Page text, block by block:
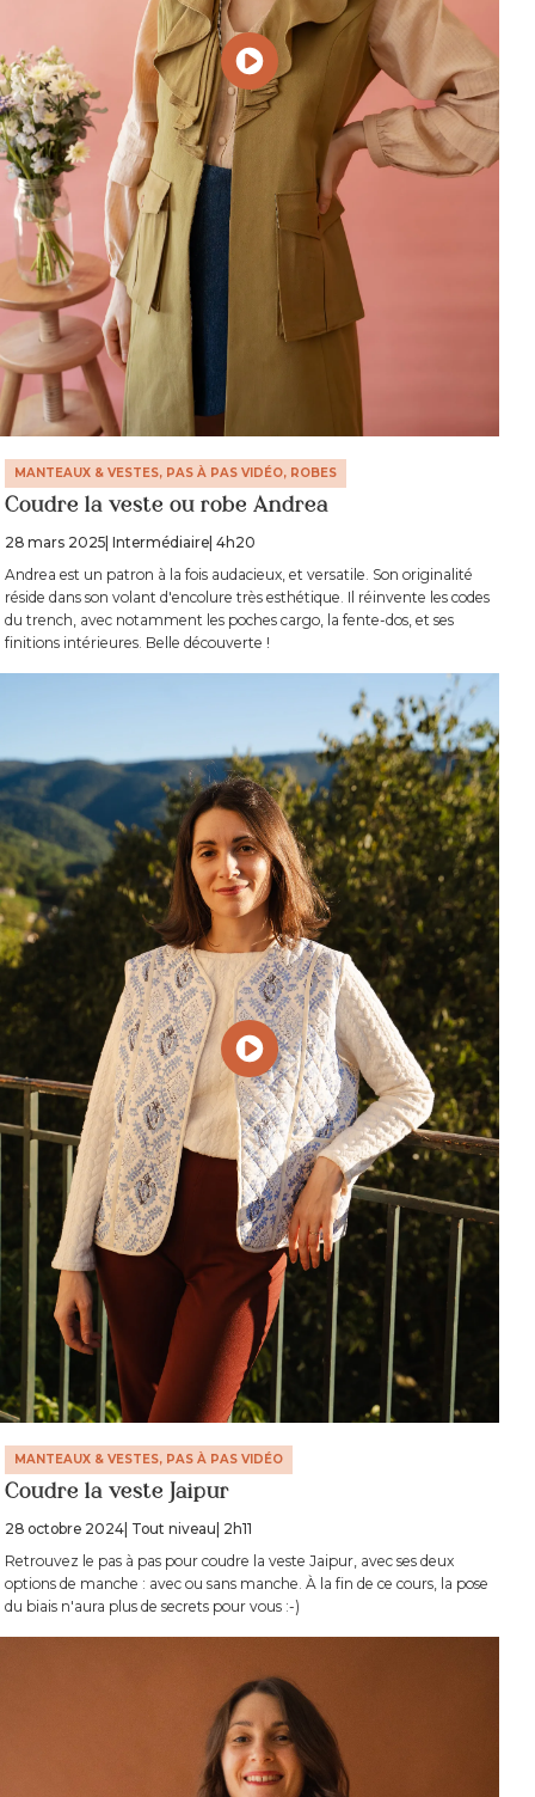
MANTEAUX & VESTES, PAS À PAS VIDÉO, ROBES
Coudre la veste ou robe Andrea
28 mars 2025 | Intermédiaire | 4h20
Andrea est un patron à la fois audacieux, et versatile. Son originalité
réside dans son volant d'encolure très esthétique. Il réinvente les codes
du trench, avec notamment les poches cargo, la fente-dos, et ses
finitions intérieures. Belle découverte !
MANTEAUX & VESTES, PAS À PAS VIDÉO
Coudre la veste Jaipur
28 octobre 2024 | Tout niveau | 2h11
Retrouvez le pas à pas pour coudre la veste Jaipur, avec ses deux
options de manche : avec ou sans manche. À la fin de ce cours, la pose
du biais n'aura plus de secrets pour vous :-)